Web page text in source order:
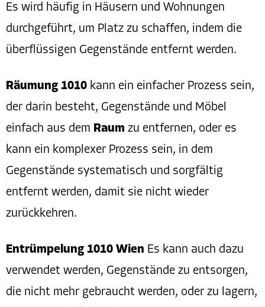
Es wird häufig in Häusern und Wohnungen
durchgeführt, um Platz zu schaffen, indem die
überflüssigen Gegenstände entfernt werden.
Räumung 1010 kann ein einfacher Prozess sein,
der darin besteht, Gegenstände und Möbel
einfach aus dem Raum zu entfernen, oder es
kann ein komplexer Prozess sein, in dem
Gegenstände systematisch und sorgfältig
entfernt werden, damit sie nicht wieder
zurückkehren.
Entrümpelung 1010 Wien Es kann auch dazu
verwendet werden, Gegenstände zu entsorgen,
die nicht mehr gebraucht werden, oder zu lagern,